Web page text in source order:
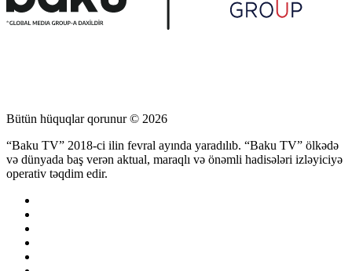
Bütün hüquqlar qorunur © 2026
“Baku TV” 2018-ci ilin fevral ayında yaradılıb. “Baku TV” ölkədə
və dünyada baş verən aktual, maraqlı və önəmli hadisələri izləyiciyə
operativ təqdim edir.